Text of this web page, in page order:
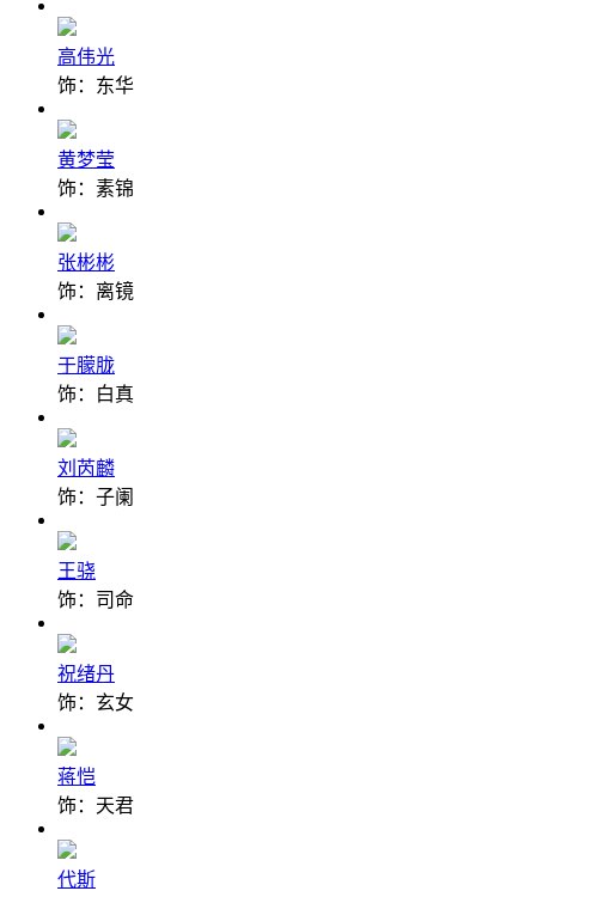
高伟光
饰：东华
黄梦莹
饰：素锦
张彬彬
饰：离镜
于朦胧
饰：白真
刘芮麟
饰：子阑
王骁
饰：司命
祝绪丹
饰：玄女
蒋恺
饰：天君
代斯